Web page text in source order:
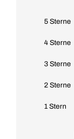
5 Sterne
4 Sterne
3 Sterne
2 Sterne
1 Stern